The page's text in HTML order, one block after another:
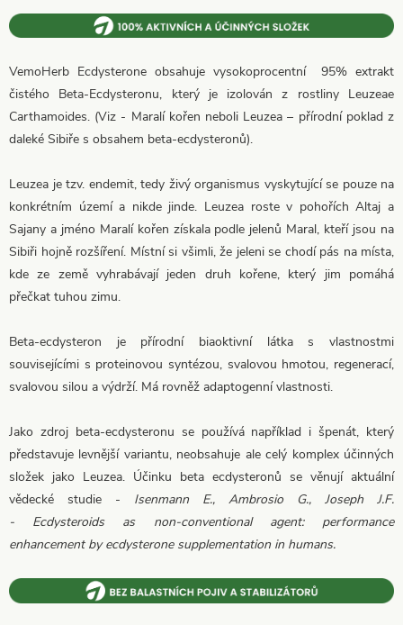
VemoHerb Ecdysterone obsahuje vysokoprocentní 95% extrakt
čistého Beta-Ecdysteronu, který je izolován z rostliny Leuzeae
Carthamoides. (Viz - Maralí kořen neboli Leuzea – přírodní poklad z
daleké Sibiře s obsahem beta-ecdysteronů).
Leuzea je tzv. endemit, tedy živý organismus vyskytující se pouze na
konkrétním území a nikde jinde. Leuzea roste v pohořích Altaj a
Sajany a jméno Maralí kořen získala podle jelenů Maral, kteří jsou na
Sibiři hojně rozšíření. Místní si všimli, že jeleni se chodí pás na místa,
kde ze země vyhrabávají jeden druh kořene, který jim pomáhá
přečkat tuhou zimu.
Beta-ecdysteron je přírodní biaoktivní látka s vlastnostmi
souvisejícími s proteinovou syntézou, svalovou hmotou, regenerací,
svalovou silou a výdrží. Má rovněž adaptogenní vlastnosti.
Jako zdroj beta-ecdysteronu se používá například i špenát, který
představuje levnější variantu, neobsahuje ale celý komplex účinných
složek jako Leuzea. Účinku beta ecdysteronů se věnují aktuální
vědecké studie - Isenmann E., Ambrosio G., Joseph J.F.
- Ecdysteroids as non-conventional agent: performance
enhancement by ecdysterone supplementation in humans.